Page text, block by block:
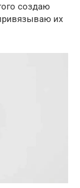
создаю
их